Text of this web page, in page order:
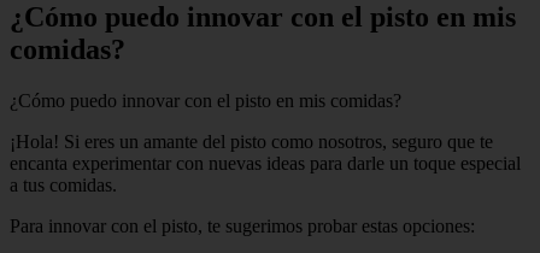
¿Cómo puedo innovar con el pisto en mis
comidas?
¿Cómo puedo innovar con el pisto en mis comidas?
¡Hola! Si eres un amante del pisto como nosotros, seguro que te
encanta experimentar con nuevas ideas para darle un toque especial
a tus comidas.
Para innovar con el pisto, te sugerimos probar estas opciones: